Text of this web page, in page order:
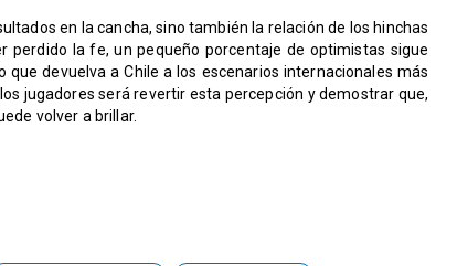
en la cancha, sino también la relación de los hinchas
perdido la fe, un pequeño porcentaje de optimistas sigue
devuelva a Chile a los escenarios internacionales más
jugadores será revertir esta percepción y demostrar que,
volver a brillar.